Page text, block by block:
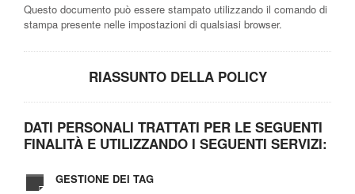
Questo documento può essere stampato utilizzando il comando di
stampa presente nelle impostazioni di qualsiasi browser.
RIASSUNTO DELLA POLICY
DATI PERSONALI TRATTATI PER LE SEGUENTI
FINALITÀ E UTILIZZANDO I SEGUENTI SERVIZI:
GESTIONE DEI TAG